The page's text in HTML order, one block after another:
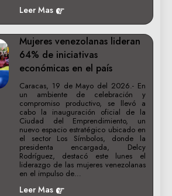
Leer Mas
Mujeres venezolanas lideran
64% de iniciativas
económicas en el país
Caracas, 19 de Mayo del 2026.- En
un ambiente de celebración y
compromiso productivo, se llevó a
cabo la inauguración oficial de la
Ciudad del Emprendimiento, un
nuevo espacio estratégico ubicado en
el sector Los Símbolos, donde la
presidenta encargada, Delcy
Rodríguez, destacó este lunes el
liderazgo de las mujeres venezolanas
en el impulso de…
Leer Mas